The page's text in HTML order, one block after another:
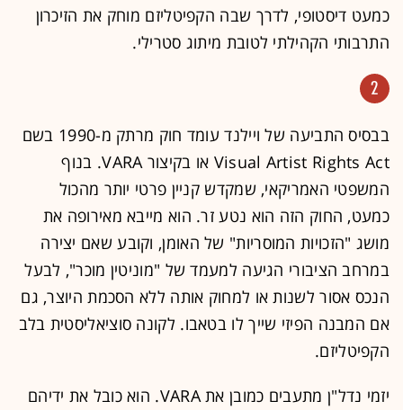
כמעט דיסטופי, לדרך שבה הקפיטליזם מוחק את הזיכרון
התרבותי הקהילתי לטובת מיתוג סטרילי.
2
בבסיס התביעה של ויילנד עומד חוק מרתק מ-1990 בשם
Visual Artist Rights Act או בקיצור VARA. בנוף
המשפטי האמריקאי, שמקדש קניין פרטי יותר מהכול
כמעט, החוק הזה הוא נטע זר. הוא מייבא מאירופה את
מושג "הזכויות המוסריות" של האומן, וקובע שאם יצירה
במרחב הציבורי הגיעה למעמד של "מוניטין מוכר", לבעל
הנכס אסור לשנות או למחוק אותה ללא הסכמת היוצר, גם
אם המבנה הפיזי שייך לו בטאבו. לקונה סוציאליסטית בלב
הקפיטליזם.
יזמי נדל"ן מתעבים כמובן את VARA. הוא כובל את ידיהם